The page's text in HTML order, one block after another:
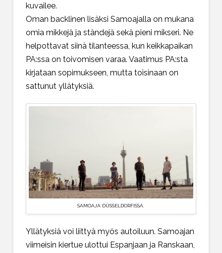
kuvailee.
Oman backlinen lisäksi Samoajalla on mukana
omia mikkejä ja ständejä sekä pieni mikseri. Ne
helpottavat siinä tilanteessa, kun keikkapaikan
PA:ssa on toivomisen varaa. Vaatimus PA:sta
kirjataan sopimukseen, mutta toisinaan on
sattunut yllätyksiä.
SAMOAJA DÜSSELDORFISSA.
Yllätyksiä voi liittyä myös autoiluun. Samoajan
viimeisin kiertue ulottui Espanjaan ja Ranskaan,